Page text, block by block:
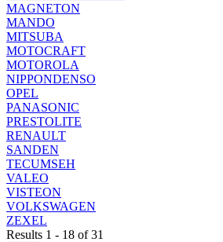
MAGNETON
MANDO
MITSUBA
MOTOCRAFT
MOTOROLA
NIPPONDENSO
OPEL
PANASONIC
PRESTOLITE
RENAULT
SANDEN
TECUMSEH
VALEO
VISTEON
VOLKSWAGEN
ZEXEL
Results 1 - 18 of 31